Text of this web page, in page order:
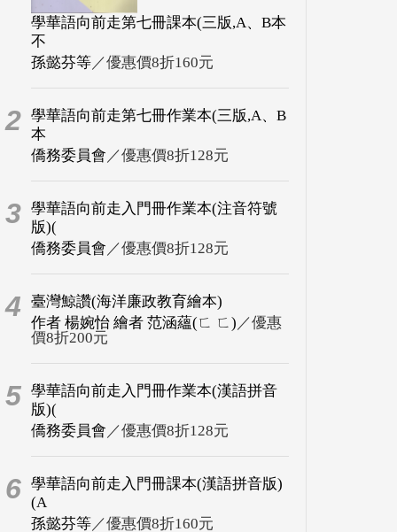
學華語向前走第七冊課本(三版,A、B本
不
孫懿芬等／優惠價8折160元
2 學華語向前走第七冊作業本(三版,A、B
本
僑務委員會 ／優惠價8折128元
3 學華語向前走入門冊作業本(注音符號
版)(
僑務委員會 ／優惠價8折128元
4
臺灣鯨讚(海洋廉政教育繪本)
作者 楊婉怡 繪者 范涵蘊(ㄈ ㄈ) ／優惠
價8折200元
5 學華語向前走入門冊作業本(漢語拼音
版)(
僑務委員會 ／優惠價8折128元
6 學華語向前走入門冊課本(漢語拼音版)
(A
孫懿芬等／優惠價8折160元